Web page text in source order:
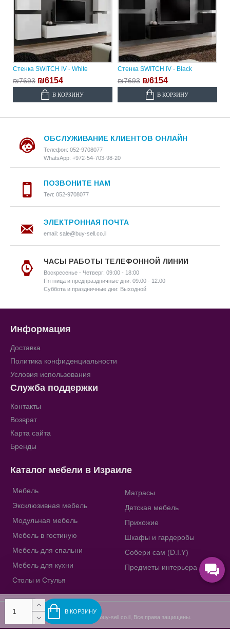
В КОРЗИНУ
Стенка SWITCH IV - White
₪7693 ₪6154
В КОРЗИНУ
Стенка SWITCH IV - Black
₪7693 ₪6154
В КОРЗИНУ
ОБСЛУЖИВАНИЕ КЛИЕНТОВ ОНЛАЙН
Телефон: 052-9708077
WhatsApp: +972-54-703-98-20
ПОЗВОНИТЕ НАМ
Тел: 052-9708077
ЭЛЕКТРОННАЯ ПОЧТА
email: sale@buy-sell.co.il
ЧАСЫ РАБОТЫ ТЕЛЕФОННОЙ ЛИНИИ
Воскресенье - Четверг: 09:00 - 18:00
Пятница и предпраздничные дни: 09:00 - 12:00
Суббота и праздничные дни: Выходной
Информация
Доставка
Политика конфиденциальности
Условия использования
Служба поддержки
Контакты
Возврат
Карта сайта
Бренды
Каталог мебели в Израиле
Мебель
Эксклюзивная мебель
Модульная мебель
Мебель в гостиную
Мебель для спальни
Мебель для кухни
Столы и Стулья
Матрасы
Детская мебель
Прихожие
Шкафы и гардеробы
Собери сам (D.I.Y)
Предметы интерьера
Copyright © 2009-2023, buy-sell.co.il, Все права защищены.